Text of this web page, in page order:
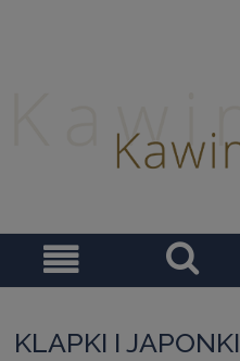
KLAPKI I JAPONKI